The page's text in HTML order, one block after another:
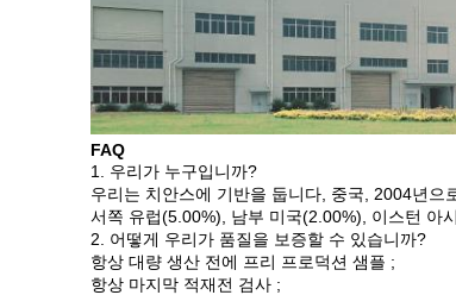
FAQ
1. 우리가 누구입니까?
우리는 치안스에 기반을 둡니다, 중국, 2004년
서쪽 유럽(5.00%), 남부 미국(2.00%), 이스턴 아
2. 어떻게 우리가 품질을 보증할 수 있습니까?
항상 대량 생산 전에 프리 프로덕션 샘플 ;
항상 마지막 적재전 검사 ;